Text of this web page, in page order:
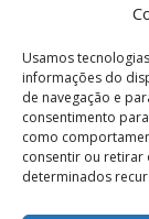
Usamos
informações do
de navegação e
consentimento
como
consentir ou retirar
determinados